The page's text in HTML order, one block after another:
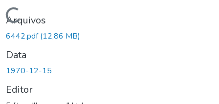
Carregando...
Arquivos
6442.pdf(12,86 MB)
Data
1970-12-15
Editor